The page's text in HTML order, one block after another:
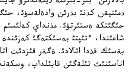
ذمئتپةن كذنئ بذرئن ؤادةلةسؤئ،
جئگئتكة ةستئرتؤئ. مذنداي
شاعئندا، ءتئپتئ بةسئكتةگئ
بةسئك قذدا اتالادئ. ةگةر قئزدئث
اناسئنئث تئلةگئن قابئلداپ،